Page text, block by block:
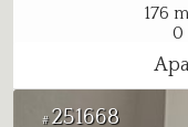
176 m
0
#251668